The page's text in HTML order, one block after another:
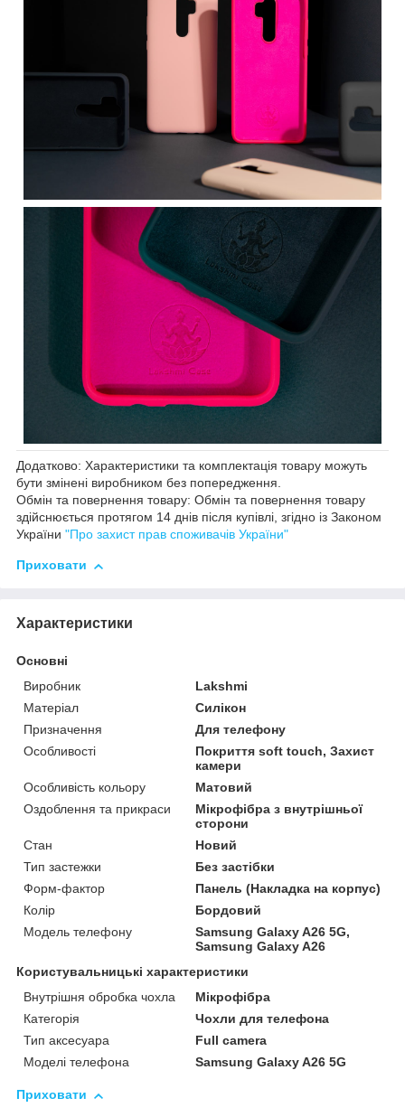
Додатково: Характеристики та комплектація товару можуть
бути змінені виробником без попередження.
Обмін та повернення товару: Обмін та повернення товару
здійснюється протягом 14 днів після купівлі, згідно із Законом
України "Про захист прав споживачів України"
Приховати
Характеристики
Основні
Виробник
Lakshmi
Матеріал
Силікон
Призначення
Для телефону
Особливості
Покриття soft touch, Захист
камери
Особливість кольору
Матовий
Оздоблення та прикраси
Мікрофібра з внутрішньої
сторони
Стан
Новий
Тип застежки
Без застібки
Форм-фактор
Панель (Накладка на корпус)
Колір
Бордовий
Модель телефону
Samsung Galaxy A26 5G,
Samsung Galaxy A26
Користувальницькі характеристики
Внутрішня обробка чохла
Мікрофібра
Категорія
Чохли для телефона
Тип аксесуара
Full camera
Моделі телефона
Samsung Galaxy A26 5G
Приховати